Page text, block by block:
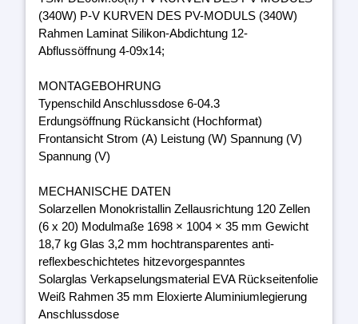
(340W) P-V KURVEN DES PV-MODULS (340W)
Rahmen Laminat Silikon-Abdichtung 12-
Abflussöffnung 4-09x14;
MONTAGEBOHRUNG
Typenschild Anschlussdose 6-04.3
Erdungsöffnung Rückansicht (Hochformat)
Frontansicht Strom (A) Leistung (W) Spannung (V)
Spannung (V)
MECHANISCHE DATEN
Solarzellen Monokristallin Zellausrichtung 120 Zellen
(6 x 20) Modulmaße 1698 × 1004 × 35 mm Gewicht
18,7 kg Glas 3,2 mm hochtransparentes anti-
reflexbeschichtetes hitzevorgespanntes
Solarglas Verkapselungsmaterial EVA Rückseitenfolie
Weiß Rahmen 35 mm Eloxierte Aluminiumlegierung
Anschlussdose